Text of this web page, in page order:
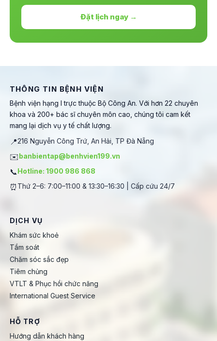
Đặt lịch ngay →
THÔNG TIN BỆNH VIỆN
Bệnh viện hạng I trực thuộc Bộ Công An. Với hơn 22 chuyên
khoa và 200+ bác sĩ chuyên môn cao, chúng tôi cam kết
mang lại dịch vụ y tế chất lượng.
📍216 Nguyễn Công Trứ, An Hải, TP Đà Nẵng
✉️banbientap@benhvien199.vn
📞Hotline: 1900 986 868
⏰ Thứ 2–6: 7:00–11:00 & 13:30–16:30 | Cấp cứu 24/7
DỊCH VỤ
Khám sức khoẻ
Tầm soát
Chăm sóc sắc đẹp
Tiêm chủng
VTLT & Phục hồi chức năng
International Guest Service
HỖ TRỢ
Hướng dẫn khách hàng